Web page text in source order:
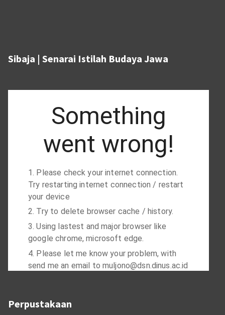
Sibaja | Senarai Istilah Budaya Jawa
Perpustakaan